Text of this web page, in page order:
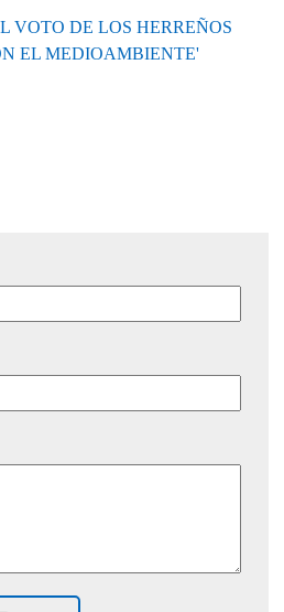
VOTO DE LOS HERREÑOS
EL MEDIOAMBIENTE'